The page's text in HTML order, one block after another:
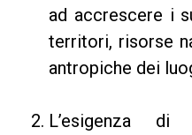
ad accrescere i
territori, risorse
antropiche dei
L’esigenza